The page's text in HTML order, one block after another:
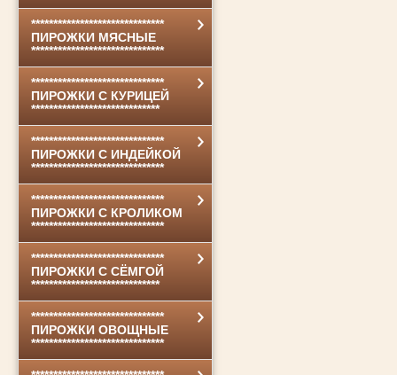
******************************
ПИРОЖКИ МЯСНЫЕ
******************************
******************************
ПИРОЖКИ С КУРИЦЕЙ
*****************************
******************************
ПИРОЖКИ С ИНДЕЙКОЙ
******************************
******************************
ПИРОЖКИ С КРОЛИКОМ
******************************
******************************
ПИРОЖКИ С СЁМГОЙ
*****************************
******************************
ПИРОЖКИ ОВОЩНЫЕ
******************************